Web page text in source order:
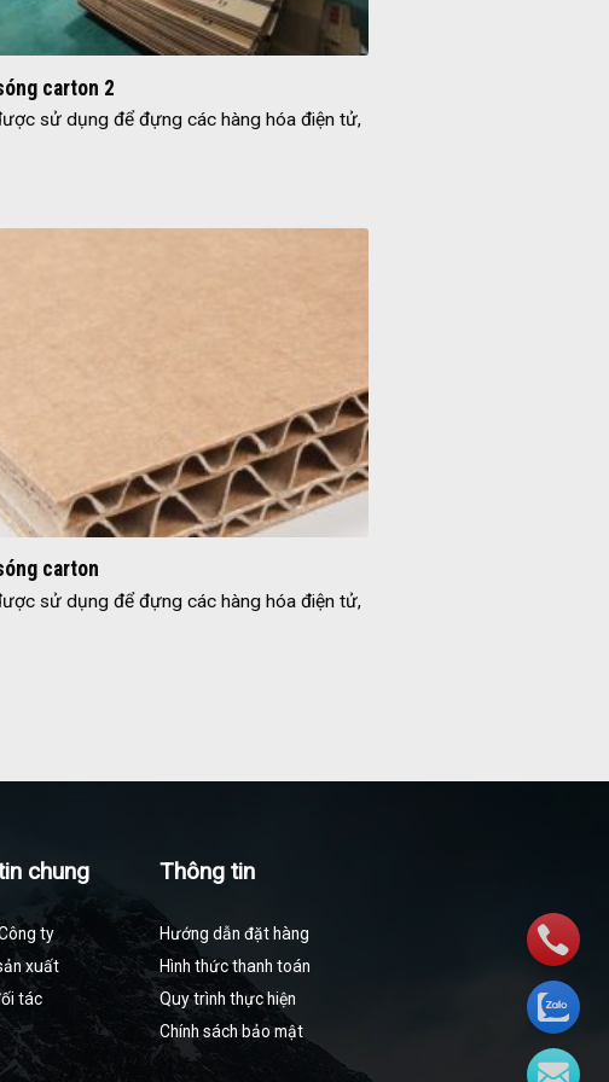
carton 2
sử dụng để đựng các hàng hóa điện tử,
carton
sử dụng để đựng các hàng hóa điện tử,
chung
ty
xuất
tác
Thông tin
Hướng dẫn đặt hàng
Hình thức thanh toán
Quy trình thực hiện
Chính sách bảo mật